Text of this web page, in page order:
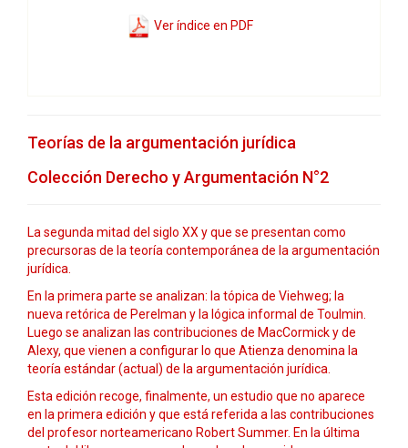
Ver índice en PDF
Teorías de la argumentación jurídica
Colección Derecho y Argumentación N°2
La segunda mitad del siglo XX y que se presentan como
precursoras de la teoría contemporánea de la argumentación
jurídica.
En la primera parte se analizan: la tópica de Viehweg; la
nueva retórica de Perelman y la lógica informal de Toulmin.
Luego se analizan las contribuciones de MacCormick y de
Alexy, que vienen a configurar lo que Atienza denomina la
teoría estándar (actual) de la argumentación jurídica.
Esta edición recoge, finalmente, un estudio que no aparece
en la primera edición y que está referida a las contribuciones
del profesor norteamericano Robert Summer. En la última